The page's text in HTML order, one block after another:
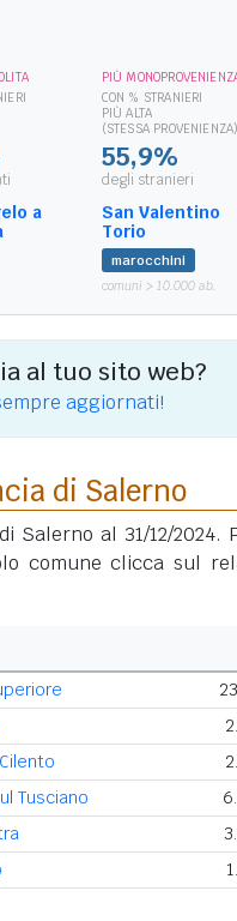
a
PIÙ
CON % STRANIERI
PIÙ ALTA
(STESSA
55,9%
degli stranieri
San Valentino
Torio
marocchini
comuni > 10.000 ab.
al tuo sito web?
aggiornati!
di Salerno
Salerno al 31/12/2024.
comune clicca sul
Tusciano